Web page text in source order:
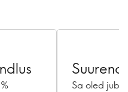
Sa oled